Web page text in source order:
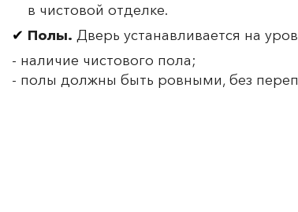
в чистовой отделке.
Полы. Дверь устанавливается на
- наличие чистового пола;
- полы должны быть ровными, без